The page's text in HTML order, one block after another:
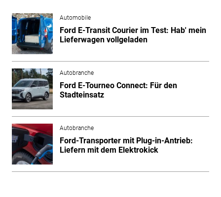
Automobile
Ford E-Transit Courier im Test: Hab' mein
Lieferwagen vollgeladen
Autobranche
Ford E-Tourneo Connect: Für den
Stadteinsatz
Autobranche
Ford-Transporter mit Plug-in-Antrieb:
Liefern mit dem Elektrokick